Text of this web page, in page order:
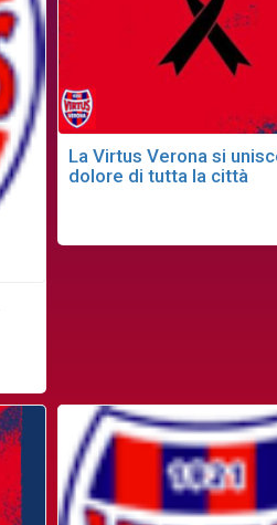
La Virtus Verona si
dolore di tutta la città